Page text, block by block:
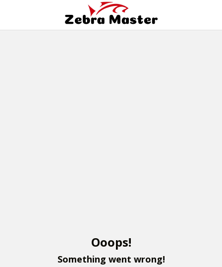
Ooops!
Something went wrong!